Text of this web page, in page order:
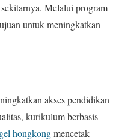
Melalui program
untuk meningkatkan
akses pendidikan
kurikulum berbasis
hongkongmencetak